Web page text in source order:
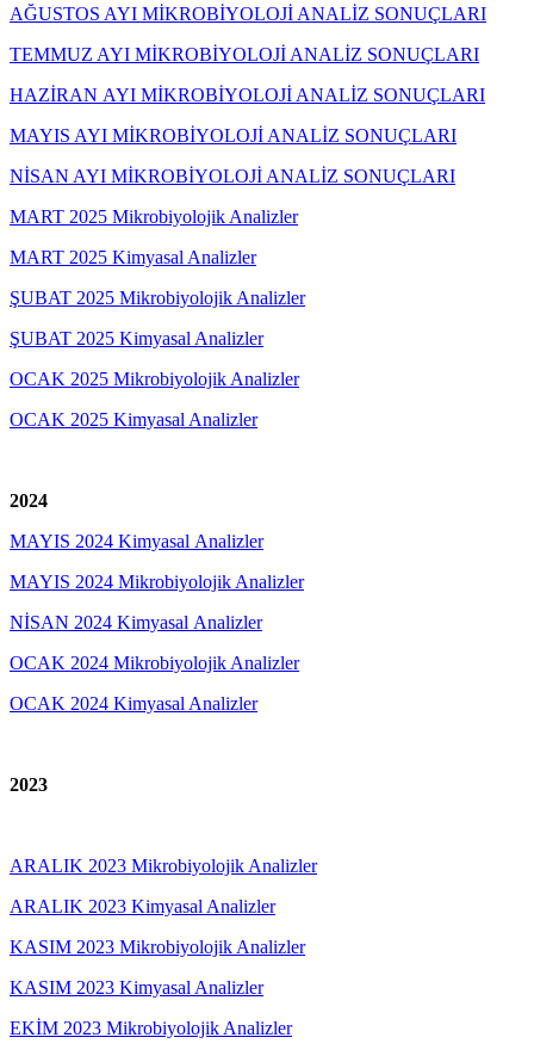
AĞUSTOS AYI MİKROBİYOLOJİ ANALİZ SONUÇLARI
TEMMUZ AYI MİKROBİYOLOJİ ANALİZ SONUÇLARI
HAZİRAN AYI MİKROBİYOLOJİ ANALİZ SONUÇLARI
MAYIS AYI MİKROBİYOLOJİ ANALİZ SONUÇLARI
NİSAN AYI MİKROBİYOLOJİ ANALİZ SONUÇLARI
MART 2025 Mikrobiyolojik Analizler
MART 2025 Kimyasal Analizler
ŞUBAT 2025 Mikrobiyolojik Analizler
ŞUBAT 2025 Kimyasal Analizler
OCAK 2025 Mikrobiyolojik Analizler
OCAK 2025 Kimyasal Analizler
2024
MAYIS 2024 Kimyasal Analizler
MAYIS 2024 Mikrobiyolojik Analizler
NİSAN 2024 Kimyasal Analizler
OCAK 2024 Mikrobiyolojik Analizler
OCAK 2024 Kimyasal Analizler
2023
ARALIK 2023 Mikrobiyolojik Analizler
ARALIK 2023 Kimyasal Analizler
KASIM 2023 Mikrobiyolojik Analizler
KASIM 2023 Kimyasal Analizler
EKİM 2023 Mikrobiyolojik Analizler